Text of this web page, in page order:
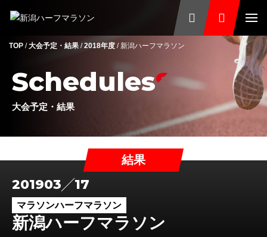
TOP /大会予定・結果 /2018年度 /新潟ハーフマラソン
Schedules
大会予定・結果
結果
201903 17
マラソンハーフマラソン
新潟ハーフマラソン